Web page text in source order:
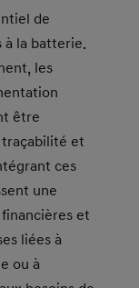
de
à la batterie.
les
être
et
ces
une
et
liées à
ou à